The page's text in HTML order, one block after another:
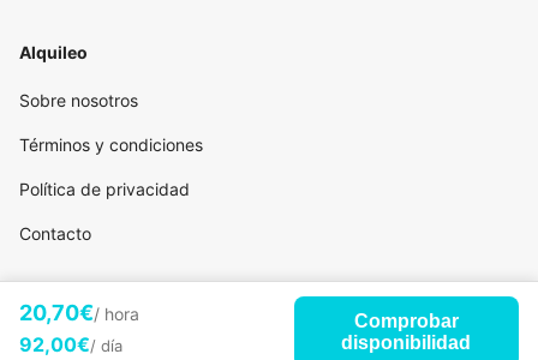
20,70€/ hora
92,00€/ día
Comprobar
disponibilidad
Alquileo
Sobre nosotros
Términos y condiciones
Política de privacidad
Contacto